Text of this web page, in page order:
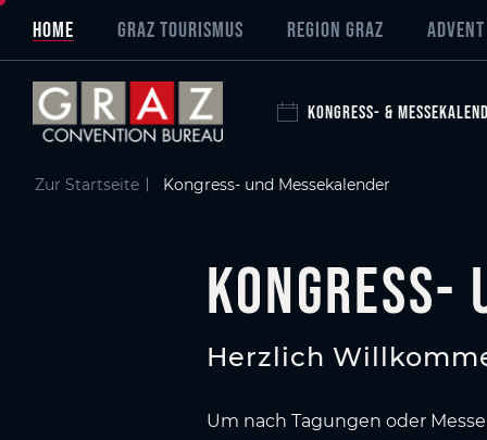
Zum Hauptinhalt springen
Zum Inhaltsverzeichnis springen
Zur Hauptnavigation springen
Übersicht aller Inhalte
Kongress- und Messekalender
HOME GRAZ TOURISMUS REGION GRAZ ADVENT
KONGRESS- &
Zur Startseite Kongress- und Messekalender
Kongress-
Herzlich
Um nach Tagungen oder